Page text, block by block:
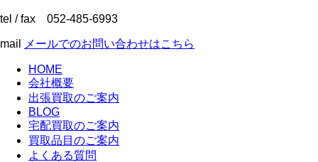
tel / fax 052-485-6993
mail メールでのお問い合わせはこちら
HOME
会社概要
出張買取のご案内
BLOG
宅配買取のご案内
買取品目のご案内
よくある質問